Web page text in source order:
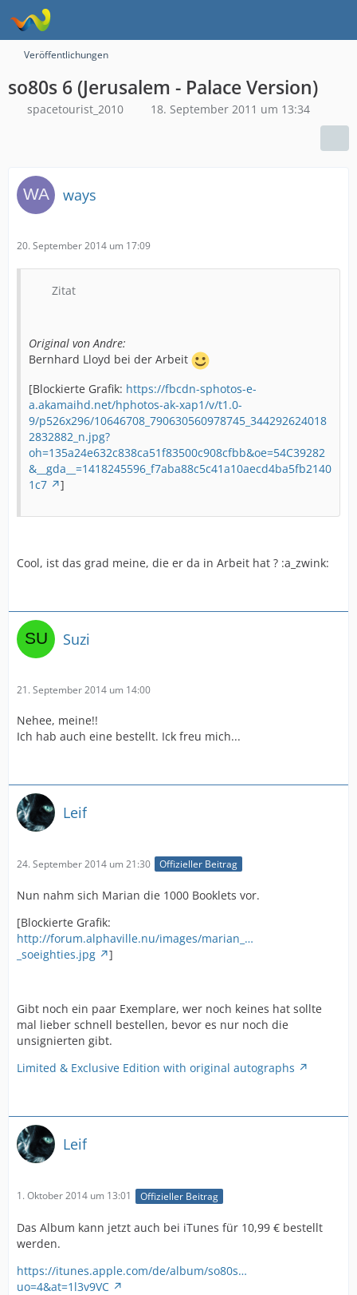
Veröffentlichungen
so80s 6 (Jerusalem - Palace Version)
spacetourist_2010 18. September 2011 um 13:34
ways
20. September 2014 um 17:09
Zitat
Original von Andre:
Bernhard Lloyd bei der Arbeit
[Blockierte Grafik: https://fbcdn-sphotos-e-
a.akamaihd.net/hphotos-ak-xap1/v/t1.0-
9/p526x296/10646708_790630560978745_344292624018
2832882_n.jpg?
oh=135a24e632c838ca51f83500c908cfbb&oe=54C39282
&__gda__=1418245596_f7aba88c5c41a10aecd4ba5fb2140
1c7
]
Cool, ist das grad meine, die er da in Arbeit hat ? :a_zwink:
Suzi
21. September 2014 um 14:00
Nehee, meine!!
Ich hab auch eine bestellt. Ick freu mich...
Leif
24. September 2014 um 21:30 Offizieller Beitrag
Nun nahm sich Marian die 1000 Booklets vor.
[Blockierte Grafik:
http://forum.alphaville.nu/images/marian_…
_soeighties.jpg
]
Gibt noch ein paar Exemplare, wer noch keines hat sollte
mal lieber schnell bestellen, bevor es nur noch die
unsignierten gibt.
Limited & Exclusive Edition with original autographs
Leif
1. Oktober 2014 um 13:01 Offizieller Beitrag
Das Album kann jetzt auch bei iTunes für 10,99 € bestellt
werden.
https://itunes.apple.com/de/album/so80s…
uo=4&at=1l3v9VC